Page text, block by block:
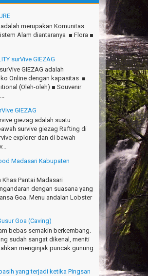
wisata Kabupaten
seru!
menemani kami ke
Barat
merupakan Komunitas
Alam diantaranya ■ Flora ■
surVive GIEZAG
GIEZAG adalah
Online dengan kapasitas ■
(Oleh-oleh) ■ Souvenir
GIEZAG
giezag adalah suatu
survive giezag Rafting di
explorer dan di bawah
Madasari Kabupaten
Khas Pantai Madasari
dengan suasana yang
Goa. Menu andalan Lobster
Goa (Caving)
bebas semakin berkembang.
sudah sangat dikenal, meniti
menginjak puncak gunung
yang terjadi ketika Pingsan